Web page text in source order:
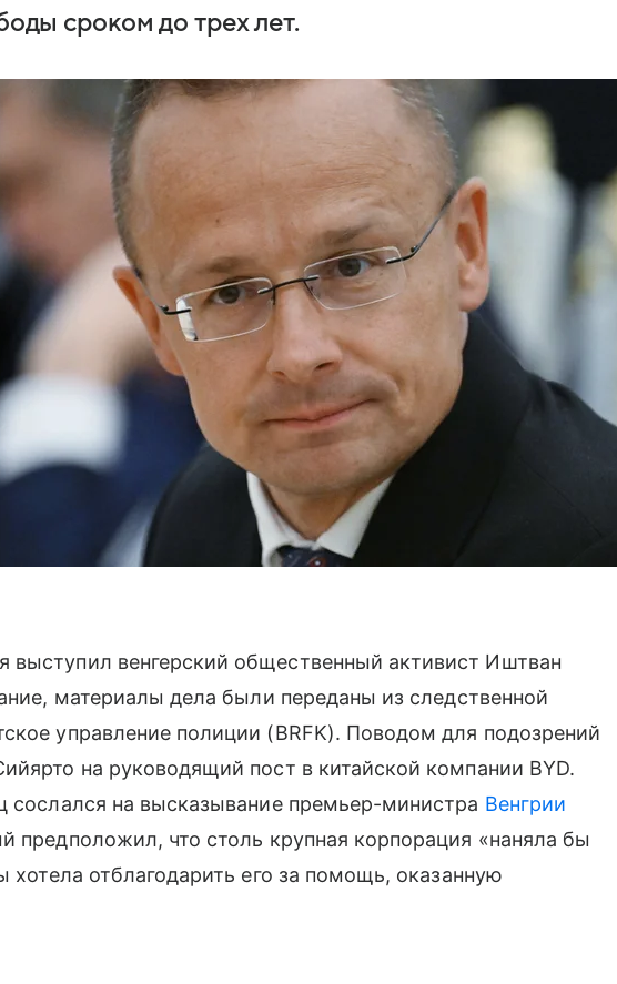
сроком до трех лет.
венгерский общественный активист Иштван
материалы дела были переданы из следственной
управление полиции (BRFK). Поводом для подозрений
на руководящий пост в китайской компании BYD.
сослался на высказывание премьер-министра Венгрии
предположил, что столь крупная корпорация «наняла бы
хотела отблагодарить его за помощь, оказанную